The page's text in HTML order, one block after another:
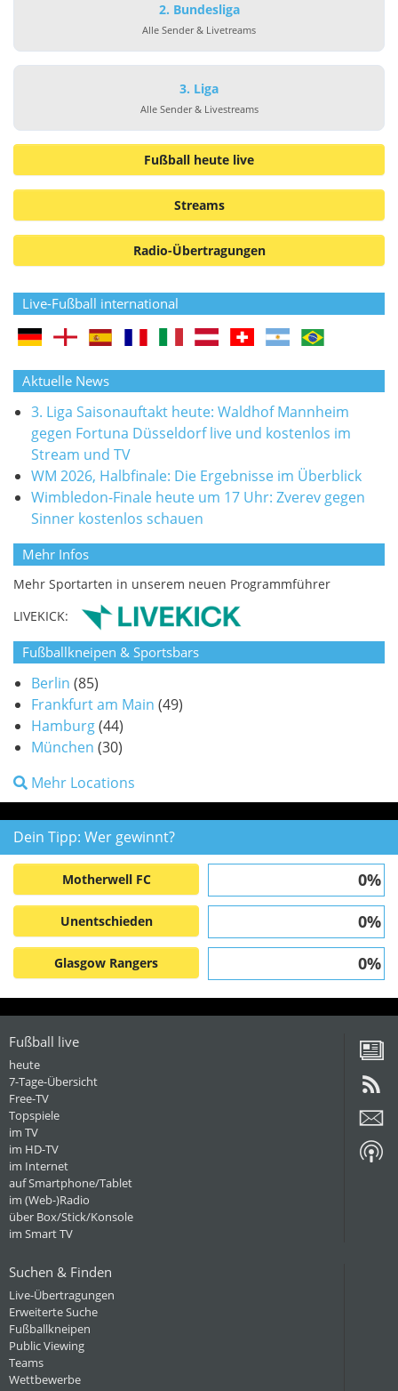
2. Bundesliga
Alle Sender & Livetreams
3. Liga
Alle Sender & Livestreams
Fußball heute live
Streams
Radio-Übertragungen
Live-Fußball international
Aktuelle News
3. Liga Saisonauftakt heute: Waldhof Mannheim
gegen Fortuna Düsseldorf live und kostenlos im
Stream und TV
WM 2026, Halbfinale: Die Ergebnisse im Überblick
Wimbledon-Finale heute um 17 Uhr: Zverev gegen
Sinner kostenlos schauen
Mehr Infos
Mehr Sportarten in unserem neuen Programmführer
LIVEKICK:
Fußballkneipen & Sportsbars
Berlin (85)
Frankfurt am Main (49)
Hamburg(44)
München (30)
Mehr Locations
Dein Tipp: Wer gewinnt?
Motherwell FC 0%
Unentschieden 0%
Glasgow Rangers 0%
Fußball live
heute
7-Tage-Übersicht
Free-TV
Topspiele
im TV
im HD-TV
im Internet
auf Smartphone/Tablet
im (Web-)Radio
über Box/Stick/Konsole
im Smart TV
Suchen & Finden
Live-Übertragungen
Erweiterte Suche
Fußballkneipen
Public Viewing
Teams
Wettbewerbe